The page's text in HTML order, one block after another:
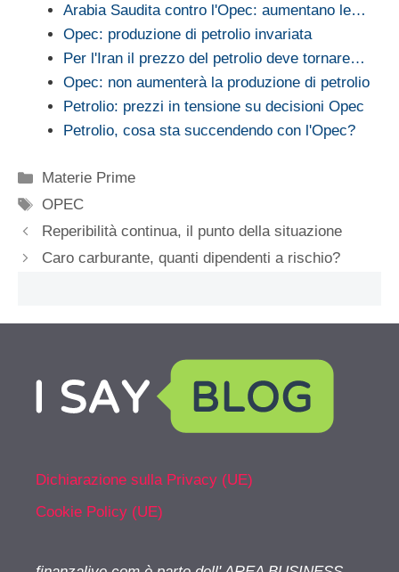
Arabia Saudita contro l'Opec: aumentano le…
Opec: produzione di petrolio invariata
Per l'Iran il prezzo del petrolio deve tornare…
Opec: non aumenterà la produzione di petrolio
Petrolio: prezzi in tensione su decisioni Opec
Petrolio, cosa sta succendendo con l'Opec?
Categorie
Materie Prime
Tag
OPEC
Reperibilità continua, il punto della situazione
Caro carburante, quanti dipendenti a rischio?
Dichiarazione sulla Privacy (UE)
Cookie Policy (UE)